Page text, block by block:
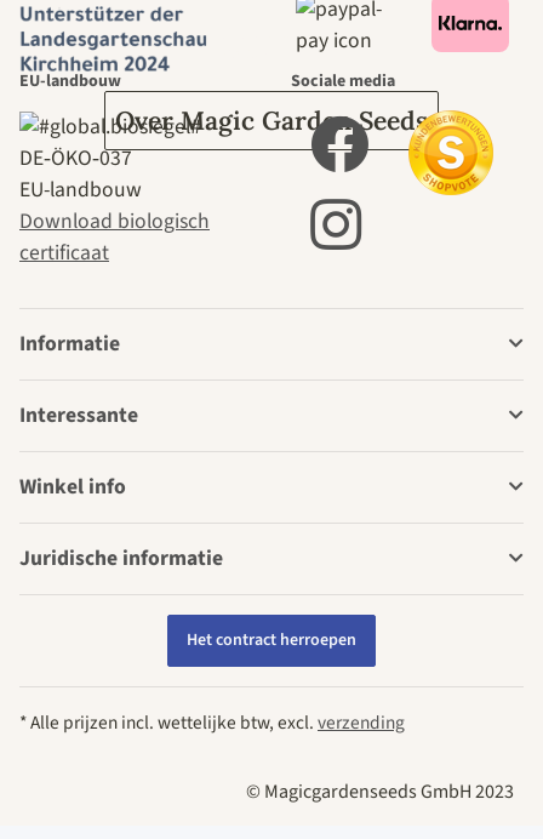
tuin.
Over Magic Garden Seeds
EU-landbouw
DE‑ÖKO‑037
EU-landbouw
Download biologisch
certificaat
Sociale media
Informatie
Interessante
Winkel info
Juridische informatie
Het contract herroepen
* Alle prijzen incl. wettelijke btw, excl.verzending
© Magicgardenseeds GmbH 2023